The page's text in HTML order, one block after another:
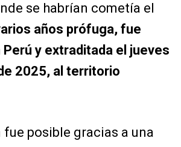
se habrían cometía el
años prófuga, fue
y extraditada el jueves
2025, al territorio
posible gracias a una